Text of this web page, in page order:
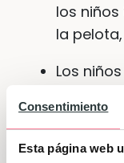
Consentimiento
Esta página web
los
la
Los
que
variada